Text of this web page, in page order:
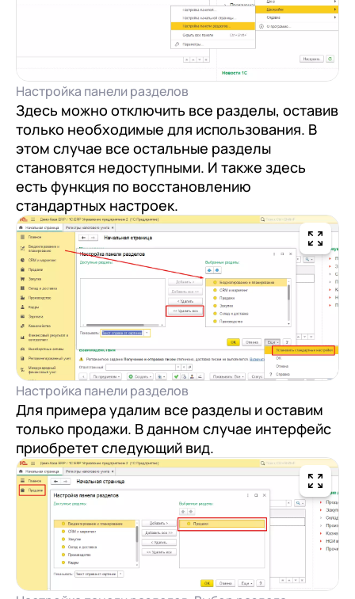
Настройка панели разделов
Здесь можно отключить все разделы, оставив
только необходимые для использования. В
этом случае все остальные разделы
становятся недоступными. И также здесь
есть функция по восстановлению
стандартных настроек.
Настройка панели разделов
Для примера удалим все разделы и оставим
только продажи. В данном случае интерфейс
приобретет следующий вид.